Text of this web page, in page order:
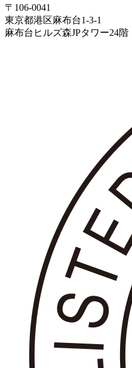
〒106-0041
東京都港区麻布台1-3-1
麻布台ヒルズ森JPタワー24階